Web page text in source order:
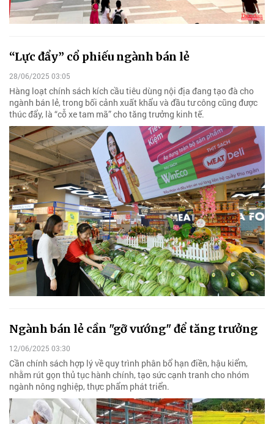
“Lực đẩy” cổ phiếu ngành bán lẻ
28/06/2025 03:05
Hàng loạt chính sách kích cầu tiêu dùng nội địa đang tạo đà cho
ngành bán lẻ, trong bối cảnh xuất khẩu và đầu tư công cũng được
thúc đẩy, là “cỗ xe tam mã” cho tăng trưởng kinh tế.
Ngành bán lẻ cần "gỡ vướng" để tăng trưởng
12/06/2025 03:30
Cần chính sách hợp lý về quy trình phân bổ hạn điền, hậu kiểm,
nhằm rút gọn thủ tục hành chính, tạo sức cạnh tranh cho nhóm
ngành nông nghiệp, thực phẩm phát triển.